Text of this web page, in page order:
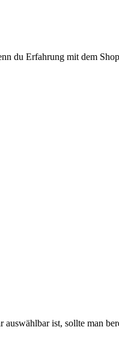
du Erfahrung mit dem
ist, sollte man